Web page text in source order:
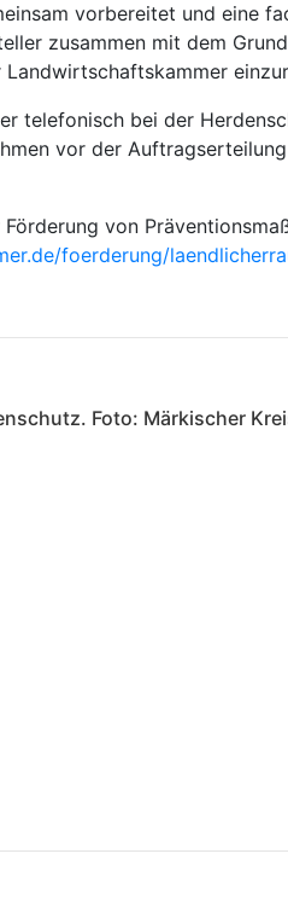
vorbereitet und eine
zusammen mit dem
telefonisch bei der
vor der
von
foerderung/
Foto: Märkischer